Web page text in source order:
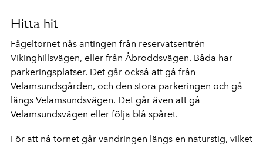
Hitta hit
Fågeltornet nås antingen från reservatsentrén
Vikinghillsvägen, eller från Åbroddsvägen. Båda har
parkeringsplatser. Det går också att gå från
Velamsundsgården, och den stora parkeringen och gå
längs Velamsundsvägen. Det går även att gå
Velamsundsvägen eller följa blå spåret.
För att nå tornet går vandringen längs en naturstig, vilket